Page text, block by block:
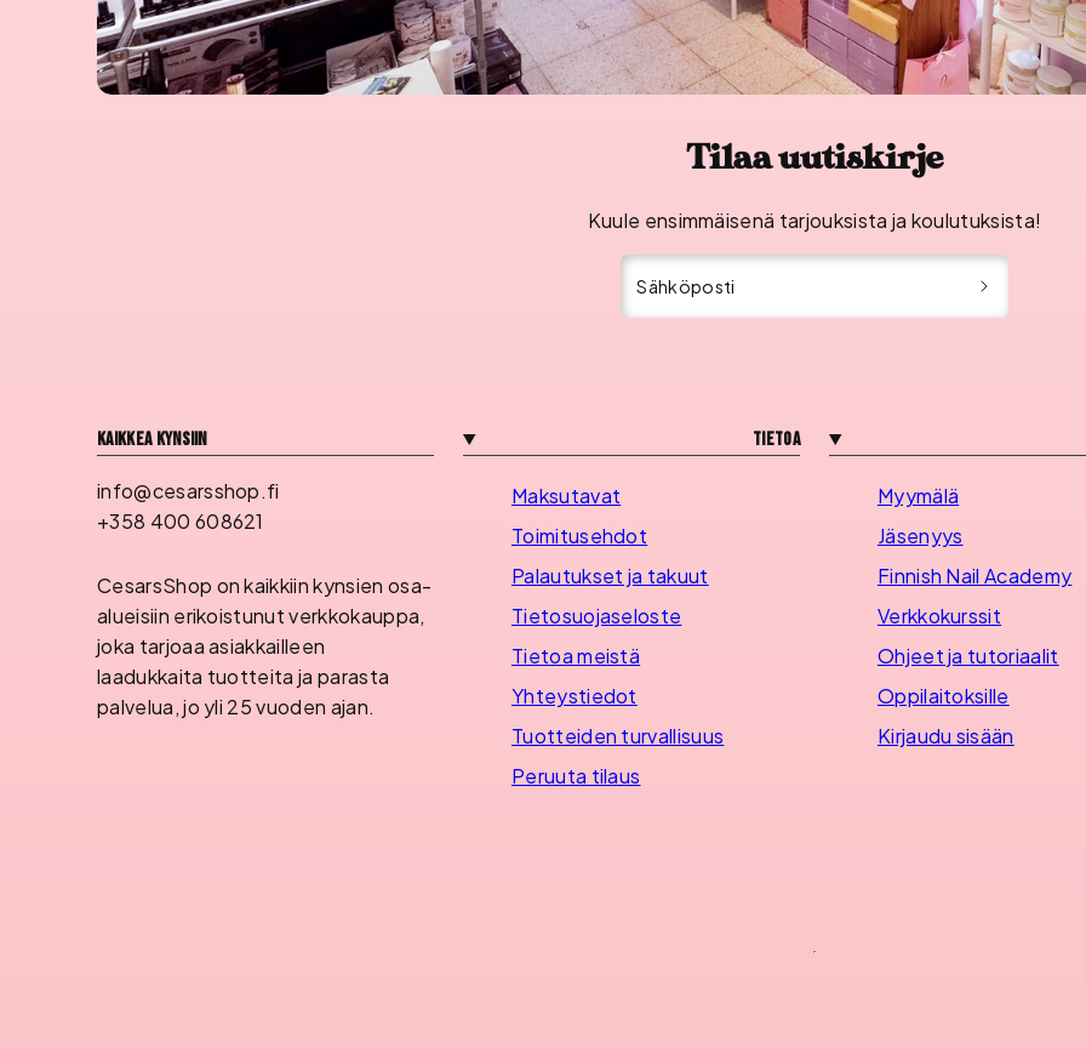
Tilaa uutiskirje
Kuule ensimmäisenä tarjouksista ja koulutuksista!
Sähköposti
Kaikkea kynsiin
info@cesarsshop.fi
+358 400 608621
CesarsShop on kaikkiin kynsien osa-
alueisiin erikoistunut verkkokauppa,
joka tarjoaa asiakkailleen
laadukkaita tuotteita ja parasta
palvelua, jo yli 25 vuoden ajan.
Tietoa
Maksutavat
Toimitusehdot
Palautukset ja takuut
Tietosuojaseloste
Tietoa meistä
Yhteystiedot
Tuotteiden turvallisuus
Peruuta tilaus
Myymälä
Jäsenyys
Finnish Nail Academy
Verkkokurssit
Ohjeet ja tutoriaalit
Oppilaitoksille
Kirjaudu sisään